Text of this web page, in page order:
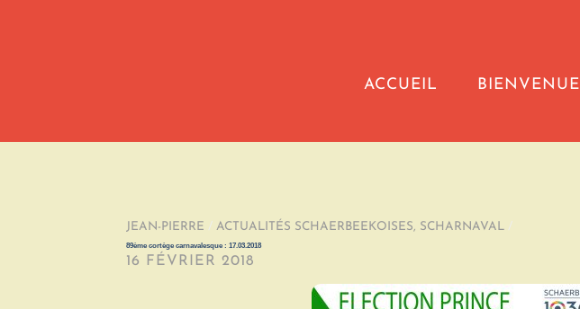
ACCUEIL BIENVENUE
JEAN-PIERRE / ACTUALITÉS SCHAERBEEKOISES, SCHARNAVAL /
89ème cortège carnavalesque : 17.03.2018
16 FÉVRIER 2018